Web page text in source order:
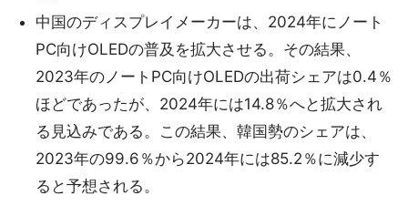
中国のディスプレイメーカーは、2024年にノート
PC向けOLEDの普及を拡大させる。その結果、
2023年のノートPC向けOLEDの出荷シェアは0.4％
ほどであったが、2024年には14.8％へと拡大され
る見込みである。この結果、韓国勢のシェアは、
2023年の99.6％から2024年には85.2％に減少す
ると予想される。